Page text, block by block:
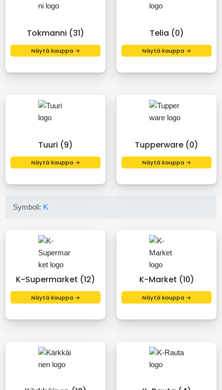
Tokmanni (31)
Näytä kauppa →
Telia (0)
Näytä kauppa →
Tuuri (9)
Näytä kauppa →
Tupperware (0)
Näytä kauppa →
Symboli: K
K-Supermarket (12)
Näytä kauppa →
K-Market (10)
Näytä kauppa →